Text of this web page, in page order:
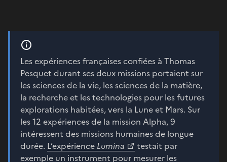
Les expériences françaises confiées à Thomas
Pesquet durant ses deux missions portaient sur
les sciences de la vie, les sciences de la matière,
la recherche et les technologies pour les futures
explorations habitées, vers la Lune et Mars. Sur
les 12 expériences de la mission Alpha, 9
intéressent des missions humaines de longue
durée. L’expérience Lumina
testait par
exemple un instrument pour mesurer les